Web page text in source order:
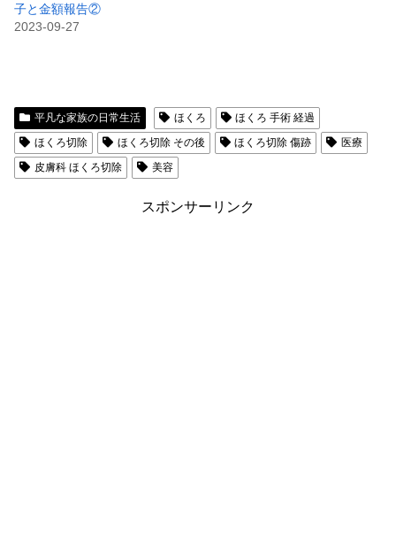
子と金額報告②
2023-09-27
平凡な家族の日常生活 ほくろ
ほくろ 手術 経過
ほくろ切除
ほくろ切除 その後 ほくろ切除 傷跡
医療
皮膚科 ほくろ切除
美容
スポンサーリンク